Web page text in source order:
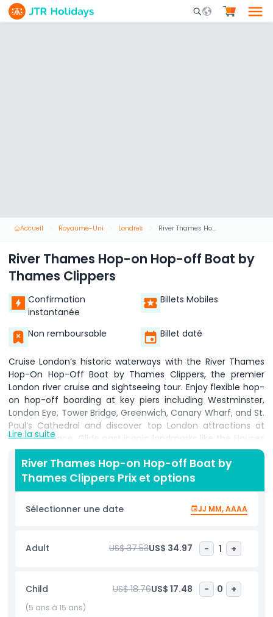
Mobile Search
Accueil Royaume-Uni Londres River Thames Hop-on Hop-off Boat by Thames Clippers
River Thames Hop-on Hop-off Boat by
Thames Clippers
Confirmation
instantanée
Billets Mobiles
Non remboursable Billet daté
Cruise London’s historic waterways with the River Thames
Hop-On Hop-Off Boat by Thames Clippers, the premier
London river cruise and sightseeing tour. Enjoy flexible hop-
on hop-off boarding at key piers including Westminster,
London Eye, Tower Bridge, Greenwich, Canary Wharf, and St.
Paul’s Cathedral and discover top London attractions at
your own pace. Glide past iconic landmarks like the Houses
of Parliament, Shakespeare’s Globe, and Battersea Power
Station while soaking up panoramic city views from the
open-air sundeck or comfortable indoor cabins. Ideal for
family friendly activities, solo travelers, and corporate
groups, your Thames Clippers pass grants unlimited river
transport access for a day or multi day options. Benefit
insightful onboard audio commentary that brings London’s
rich river history to life. Whether you’re planning a romantic
effortless way to navigate the city’s Central London and
East London districts, the River Thames Hop-On Hop-Off
Boat by Thames Clippers is your ticket to an unforgettable
Lire la suite
River Thames Hop-on Hop-off Boat by
Thames Clippers Prix et options
Sélectionner une date JJ MM, AAAA
Adult US$ 37.53US$ 34.97 - 1 +
Child US$ 18.76US$ 17.48 - 0 +
(5 ans à 15 ans)